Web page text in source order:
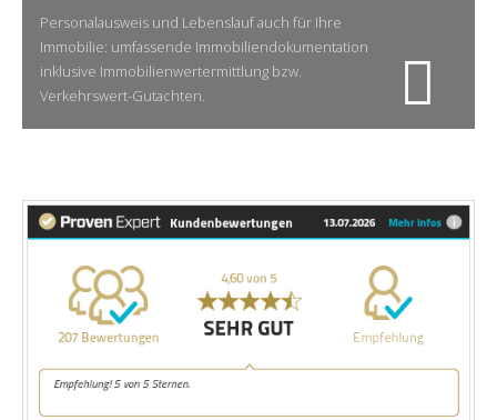
Personalausweis und Lebenslauf auch für Ihre
Immobilie: umfassende Immobiliendokumentation
inklusive Immobilienwertermittlung bzw.
Verkehrswert-Gutachten.